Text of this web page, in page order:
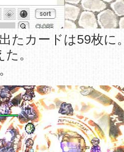
たカードは59枚に
。